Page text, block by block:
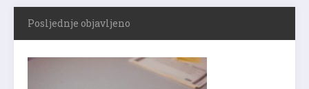
Posljednje objavljeno